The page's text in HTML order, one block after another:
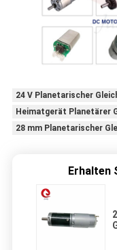
24 V Planetarischer
Heimatgerät Planetärer
28 mm Planetarischer
Erhalten